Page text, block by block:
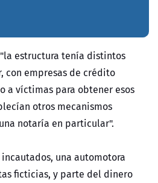
"la estructura tenía distintos
con empresas de crédito
a víctimas para obtener esos
otros mecanismos
notaría en particular".
una automotora
ficticias, y parte del dinero